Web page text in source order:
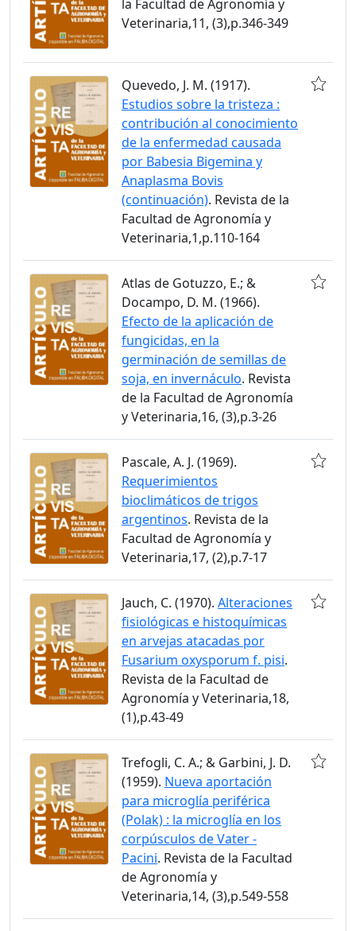
la Facultad de Agronomía y
Veterinaria,11, (3),p.346-349
Quevedo, J. M. (1917).
Estudios sobre la tristeza :
contribución al conocimiento
de la enfermedad causada
por Babesia Bigemina y
Anaplasma Bovis
(continuación). Revista de la
Facultad de Agronomía y
Veterinaria,1,p.110-164
Atlas de Gotuzzo, E.; &
Docampo, D. M. (1966).
Efecto de la aplicación de
fungicidas, en la
germinación de semillas de
soja, en invernáculo. Revista
de la Facultad de Agronomía
y Veterinaria,16, (3),p.3-26
Pascale, A. J. (1969).
Requerimientos
bioclimáticos de trigos
argentinos. Revista de la
Facultad de Agronomía y
Veterinaria,17, (2),p.7-17
Jauch, C. (1970). Alteraciones
fisiológicas e histoquímicas
en arvejas atacadas por
Fusarium oxysporum f. pisi.
Revista de la Facultad de
Agronomía y Veterinaria,18,
(1),p.43-49
Trefogli, C. A.; & Garbini, J. D.
(1959). Nueva aportación
para microglía periférica
(Polak) : la microglía en los
corpúsculos de Vater -
Pacini. Revista de la Facultad
de Agronomía y
Veterinaria,14, (3),p.549-558